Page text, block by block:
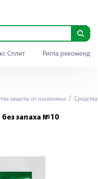
Сплит Ригла
защиты от насекомых
запаха №10